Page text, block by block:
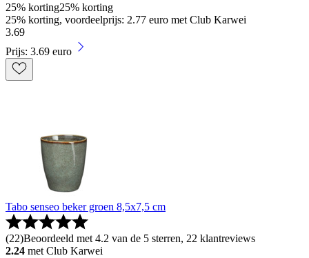
25% korting25% korting
25% korting, voordeelprijs: 2.77 euro met Club Karwei
3.69
Prijs: 3.69 euro
Tabo senseo beker groen 8,5x7,5 cm
(22)Beoordeeld met 4.2 van de 5 sterren, 22 klantreviews
2.24 met Club Karwei